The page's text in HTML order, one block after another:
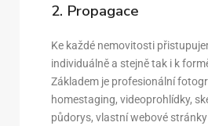
2. Propagace
Ke každé nemovitosti
individuálně a stejně tak i k
Základem je profesionální
homestaging, videoprohlídky,
půdorys, vlastní webové